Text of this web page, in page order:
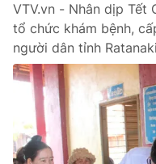
Pháp luật
Y tế
Thế giới
VTV.vn - Nhân dịp Tết
tổ chức khám bệnh,
người dân tỉnh